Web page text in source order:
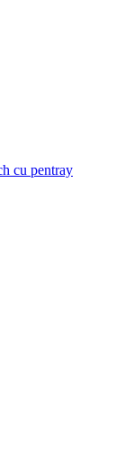
cu pentray